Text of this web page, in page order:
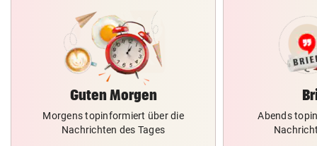
Guten Morgen
Morgens topinformiert über die
Nachrichten des Tages
Abends